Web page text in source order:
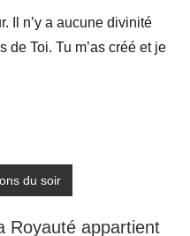
Il n’y a aucune divinité
de Toi. Tu m’as créé et je
du soir
Royauté appartient